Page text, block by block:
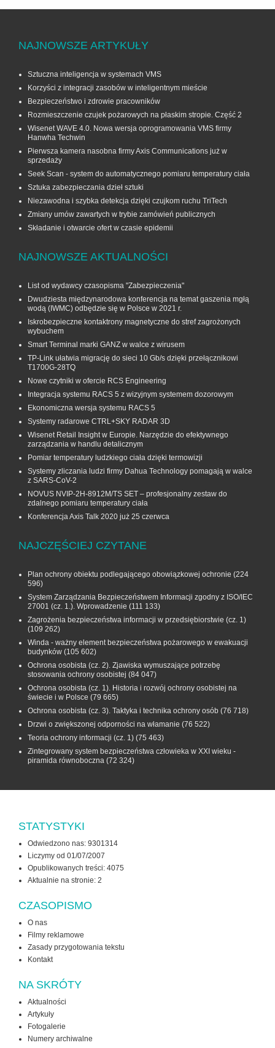
NAJNOWSZE ARTYKUŁY
Sztuczna inteligencja w systemach VMS
Korzyści z integracji zasobów w inteligentnym mieście
Bezpieczeństwo i zdrowie pracowników
Rozmieszczenie czujek pożarowych na płaskim stropie. Część 2
Wisenet WAVE 4.0. Nowa wersja oprogramowania VMS firmy
Hanwha Techwin
Pierwsza kamera nasobna firmy Axis Communications już w
sprzedaży
Seek Scan - system do automatycznego pomiaru temperatury ciała
Sztuka zabezpieczania dzieł sztuki
Niezawodna i szybka detekcja dzięki czujkom ruchu TriTech
Zmiany umów zawartych w trybie zamówień publicznych
Składanie i otwarcie ofert w czasie epidemii
NAJNOWSZE AKTUALNOŚCI
List od wydawcy czasopisma "Zabezpieczenia"
Dwudziesta międzynarodowa konferencja na temat gaszenia mgłą
wodą (IWMC) odbędzie się w Polsce w 2021 r.
Iskrobezpieczne kontaktrony magnetyczne do stref zagrożonych
wybuchem
Smart Terminal marki GANZ w walce z wirusem
TP-Link ułatwia migrację do sieci 10 Gb/s dzięki przełącznikowi
T1700G‑28TQ
Nowe czytniki w ofercie RCS Engineering
Integracja systemu RACS 5 z wizyjnym systemem dozorowym
Ekonomiczna wersja systemu RACS 5
Systemy radarowe CTRL+SKY RADAR 3D
Wisenet Retail Insight w Europie. Narzędzie do efektywnego
zarządzania w handlu detalicznym
Pomiar temperatury ludzkiego ciała dzięki termowizji
Systemy zliczania ludzi firmy Dahua Technology pomagają w walce
z SARS-CoV-2
NOVUS NVIP-2H-8912M/TS SET – profesjonalny zestaw do
zdalnego pomiaru temperatury ciała
Konferencja Axis Talk 2020 już 25 czerwca
NAJCZĘŚCIEJ CZYTANE
Plan ochrony obiektu podlegającego obowiązkowej ochronie (224
596)
System Zarządzania Bezpieczeństwem Informacji zgodny z ISO/IEC
27001 (cz. 1.). Wprowadzenie (111 133)
Zagrożenia bezpieczeństwa informacji w przedsiębiorstwie (cz. 1)
(109 262)
Winda - ważny element bezpieczeństwa pożarowego w ewakuacji
budynków (105 602)
Ochrona osobista (cz. 2). Zjawiska wymuszające potrzebę
stosowania ochrony osobistej (84 047)
Ochrona osobista (cz. 1). Historia i rozwój ochrony osobistej na
świecie i w Polsce (79 665)
Ochrona osobista (cz. 3). Taktyka i technika ochrony osób (76 718)
Drzwi o zwiększonej odporności na włamanie (76 522)
Teoria ochrony informacji (cz. 1) (75 463)
Zintegrowany system bezpieczeństwa człowieka w XXI wieku -
piramida równoboczna (72 324)
STATYSTYKI
Odwiedzono nas: 9301314
Liczymy od 01/07/2007
Opublikowanych treści: 4075
Aktualnie na stronie: 2
CZASOPISMO
O nas
Filmy reklamowe
Zasady przygotowania tekstu
Kontakt
NA SKRÓTY
Aktualności
Artykuły
Fotogalerie
Numery archiwalne